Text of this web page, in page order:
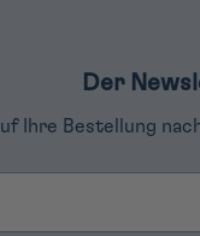
Der
Ihre Bestellung